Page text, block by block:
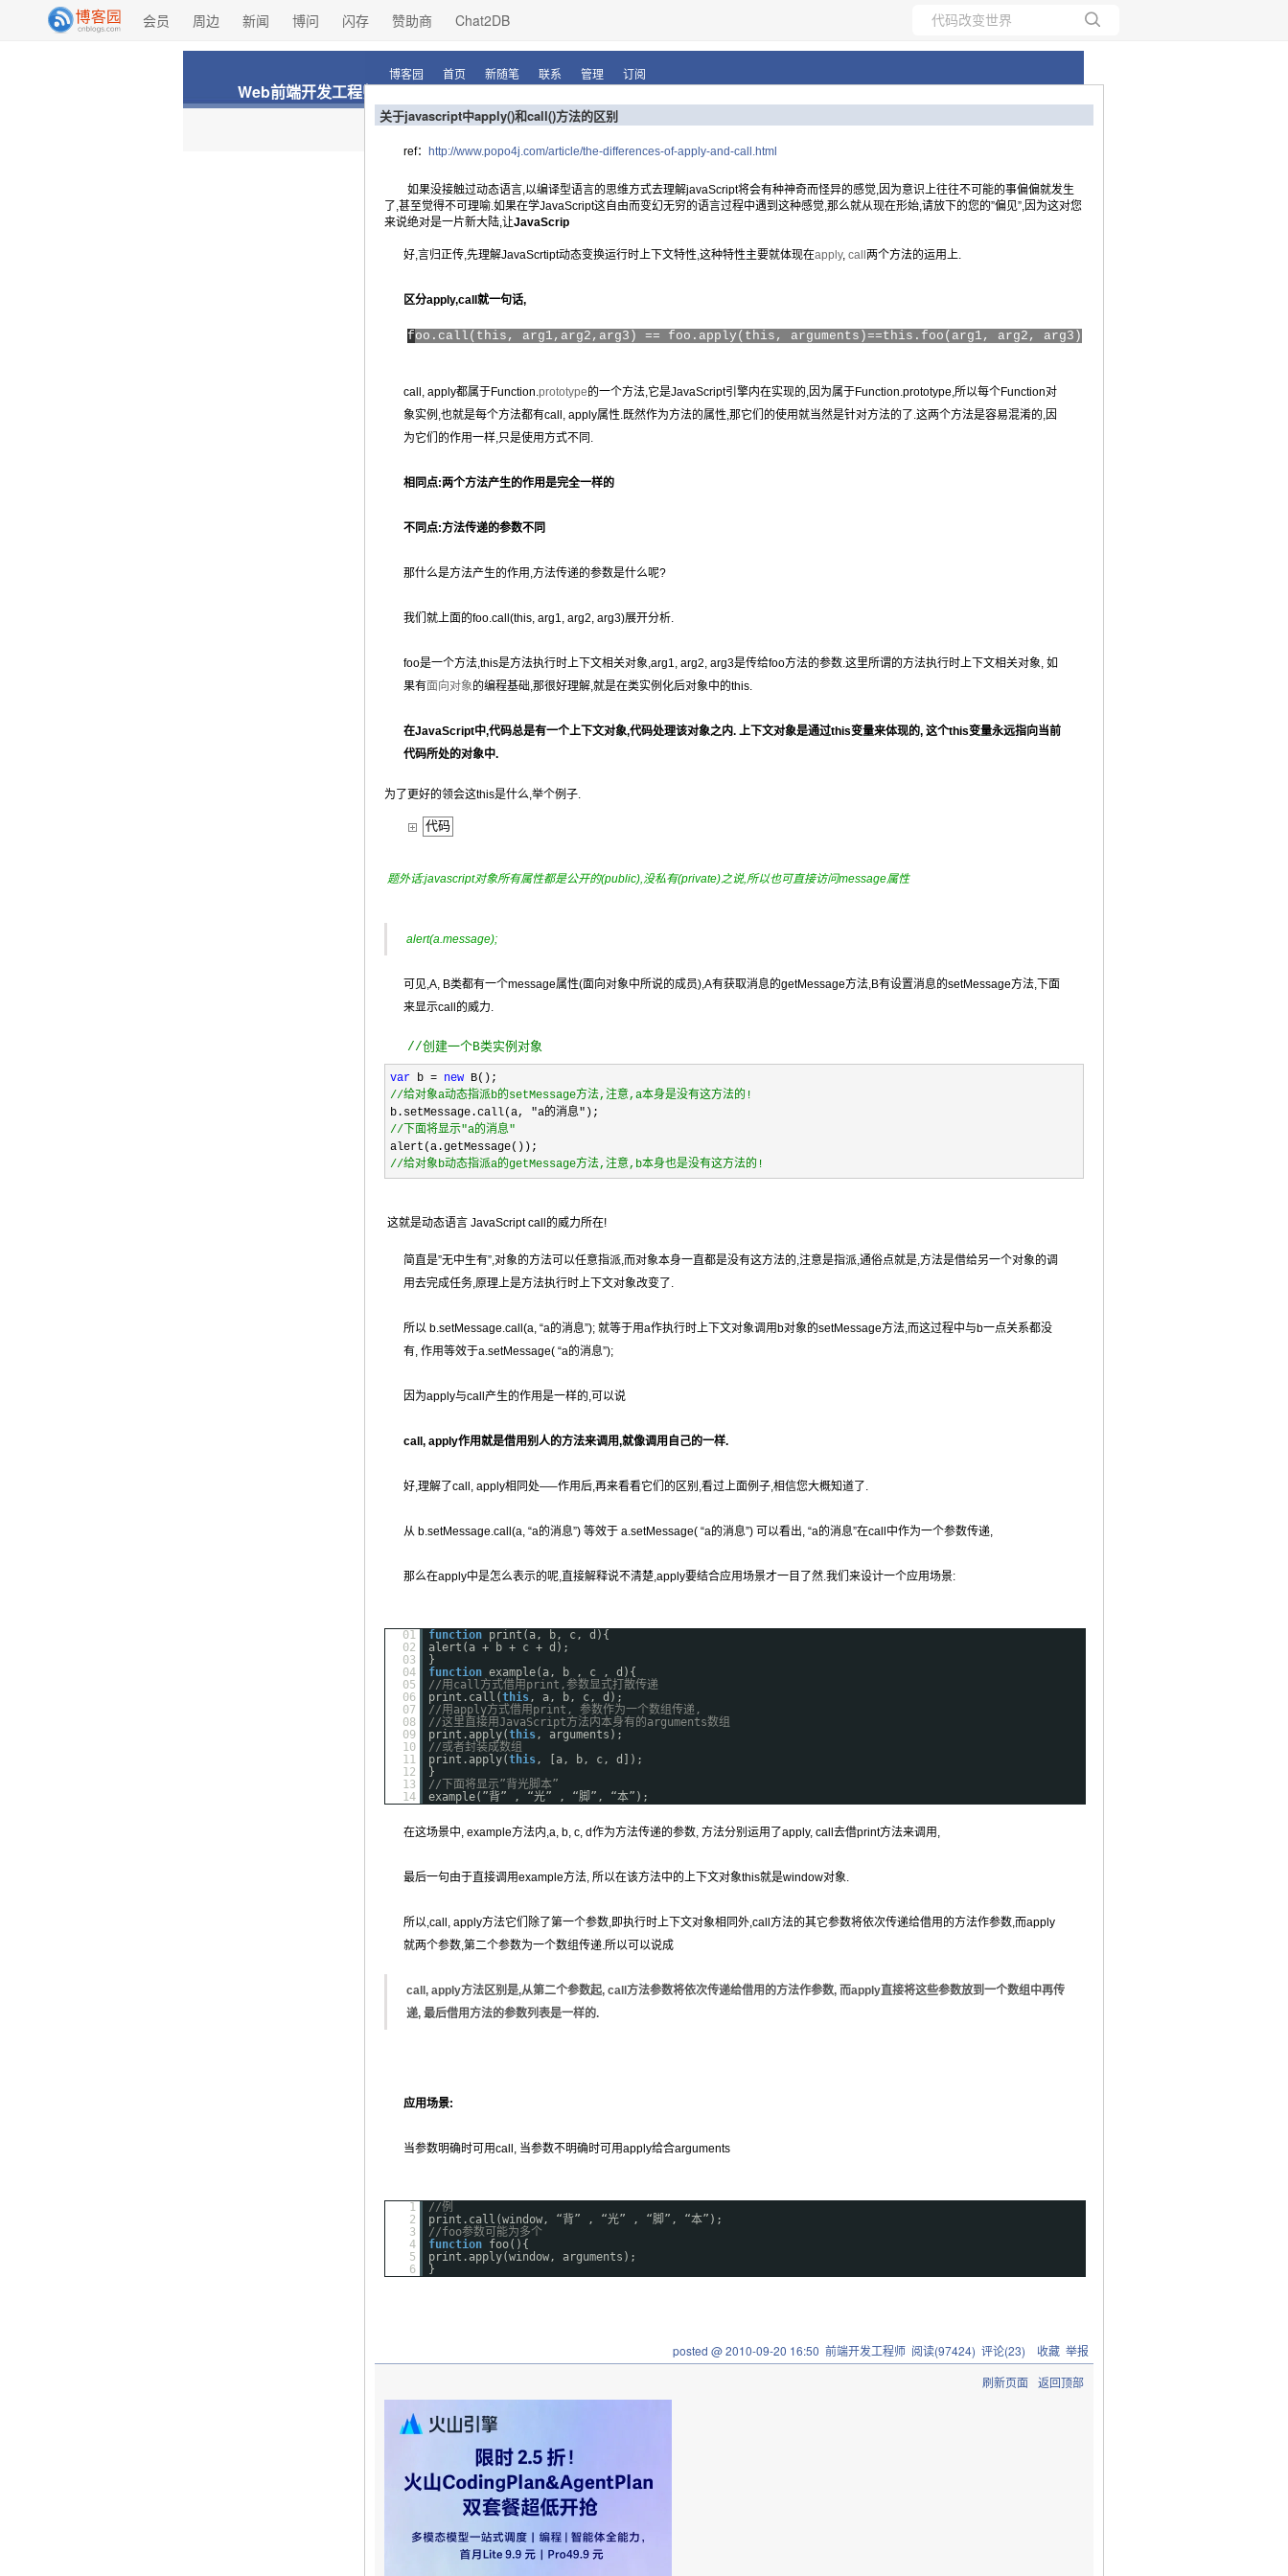
会员 周边 新闻 博问 闪存 赞助商 Chat2DB
所有博客
当前博客
Web前端开发工程师
博客园 首页 新随笔 联系 管理 订阅
关于javascript中apply()和call()方法的区别
ref： http://www.popo4j.com/article/the-differences-of-apply-and-call.html
如果没接触过动态语言,以编译型语言的思维方式去理解javaScript将会有种神奇而怪异的感觉,因为意识上往往不可能的事偏偏就发生
了,甚至觉得不可理喻.如果在学JavaScript这自由而变幻无穷的语言过程中遇到这种感觉,那么就从现在形始,请放下的您的”偏见”,因为这对您
来说绝对是一片新大陆,让JavaScrip
好,言归正传,先理解JavaScrtipt动态变换运行时上下文特性,这种特性主要就体现在apply, call 两个方法的运用上.
区分apply,call就一句话,
foo.call( this , arg1,arg2,arg3) == foo.apply( this , arguments)==this .foo(arg1, arg2, arg3)
call, apply都属于Function.prototype的一个方法,它是JavaScript引擎内在实现的,因为属于Function.prototype,所以每个Function对
象实例,也就是每个方法都有call, apply属性.既然作为方法的属性,那它们的使用就当然是针对方法的了.这两个方法是容易混淆的,因
为它们的作用一样,只是使用方式不同.
相同点:两个方法产生的作用是完全一样的
不同点:方法传递的参数不同
那什么是方法产生的作用,方法传递的参数是什么呢?
我们就上面的foo.call(this, arg1, arg2, arg3)展开分析.
foo是一个方法,this是方法执行时上下文相关对象,arg1, arg2, arg3是传给foo方法的参数.这里所谓的方法执行时上下文相关对象, 如
果有面向对象的编程基础,那很好理解,就是在类实例化后对象中的this.
在JavaScript中,代码总是有一个上下文对象,代码处理该对象之内. 上下文对象是通过this变量来体现的, 这个this变量永远指向当前
代码所处的对象中.
为了更好的领会这this是什么,举个例子.
代码
题外话:javascript对象所有属性都是公开的(public),没私有(private)之说,所以也可直接访问message属性
alert(a.message);
可见,A, B类都有一个message属性(面向对象中所说的成员),A有获取消息的getMessage方法,B有设置消息的setMessage方法,下面
来显示call的威力.
//创建一个B类实例对象
varb = newB();
//给对象a动态指派b的setMessage方法,注意,a本身是没有这方法的!
b.setMessage.call(a,
"a的消息" );
//下面将显示"a的消息"
alert(a.getMessage());
//给对象b动态指派a的getMessage方法,注意,b本身也是没有这方法的!
这就是动态语言 JavaScript call的威力所在!
简直是”无中生有”,对象的方法可以任意指派,而对象本身一直都是没有这方法的,注意是指派,通俗点就是,方法是借给另一个对象的调
用去完成任务,原理上是方法执行时上下文对象改变了.
所以 b.setMessage.call(a, “a的消息”); 就等于用a作执行时上下文对象调用b对象的setMessage方法,而这过程中与b一点关系都没
有, 作用等效于a.setMessage( “a的消息”);
因为apply与call产生的作用是一样的,可以说
call, apply作用就是借用别人的方法来调用,就像调用自己的一样.
好,理解了call, apply相同处—–作用后,再来看看它们的区别,看过上面例子,相信您大概知道了.
从 b.setMessage.call(a, “a的消息”) 等效于 a.setMessage( “a的消息”) 可以看出, “a的消息”在call中作为一个参数传递,
那么在apply中是怎么表示的呢,直接解释说不清楚,apply要结合应用场景才一目了然.我们来设计一个应用场景:
01 function
print(a, b, c, d){
02
alert(a + b + c + d);
03
}
04
function example(a, b , c , d){
05
//用call方式借用print,参数显式打散传递
06
print.call(this, a, b, c, d);
07
//用apply方式借用print, 参数作为一个数组传递,
08
//这里直接用JavaScript方法内本身有的arguments数组
09
print.apply(this, arguments);
10
//或者封装成数组
11
print.apply(this, [a, b, c, d]);
12
}
13
//下面将显示”背光脚本”
14
example(”背” , “光” , “脚”, “本”);
在这场景中, example方法内,a, b, c, d作为方法传递的参数, 方法分别运用了apply, call去借print方法来调用,
最后一句由于直接调用example方法, 所以在该方法中的上下文对象this就是window对象.
所以,call, apply方法它们除了第一个参数,即执行时上下文对象相同外,call方法的其它参数将依次传递给借用的方法作参数,而apply
就两个参数,第二个参数为一个数组传递.所以可以说成
call, apply方法区别是,从第二个参数起, call方法参数将依次传递给借用的方法作参数, 而apply直接将这些参数放到一个数组中再传
递, 最后借用方法的参数列表是一样的.
应用场景:
当参数明确时可用call, 当参数不明确时可用apply给合arguments
1
//例
2
print.call(window, “背” , “光” , “脚”, “本”);
3
//foo参数可能为多个
4
function
foo(){
5
print.apply(window, arguments);
6
}
posted @2010-09-20 16:50 前端开发工程师阅读(97424) 评论(23) 收藏 举报
刷新页面
返回顶部